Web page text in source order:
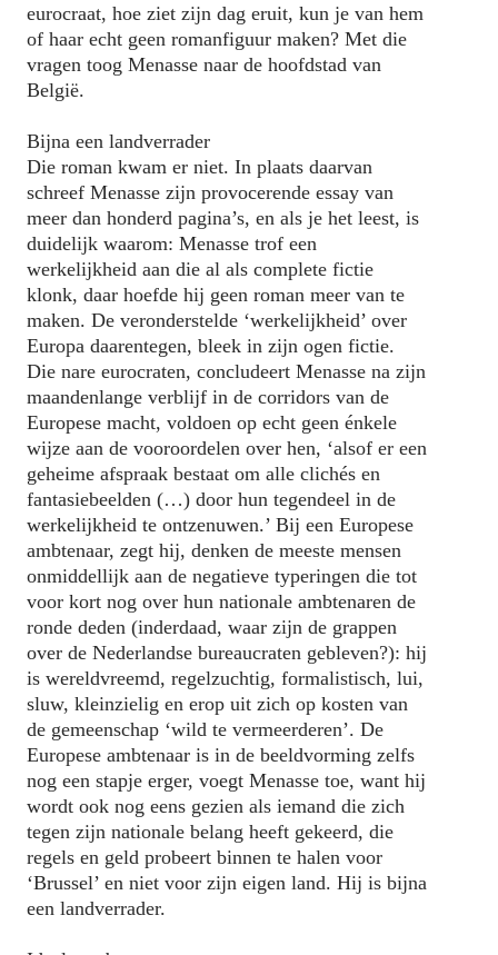
eurocraat, hoe ziet zijn dag eruit, kun je van hem
of haar echt geen romanfiguur maken? Met die
vragen toog Menasse naar de hoofdstad van
België.
Bijna een landverrader
Die roman kwam er niet. In plaats daarvan
schreef Menasse zijn provocerende essay van
meer dan honderd pagina’s, en als je het leest, is
duidelijk waarom: Menasse trof een
werkelijkheid aan die al als complete fictie
klonk, daar hoefde hij geen roman meer van te
maken. De veronderstelde ‘werkelijkheid’ over
Europa daarentegen, bleek in zijn ogen fictie.
Die nare eurocraten, concludeert Menasse na zijn
maandenlange verblijf in de corridors van de
Europese macht, voldoen op echt geen énkele
wijze aan de vooroordelen over hen, ‘alsof er een
geheime afspraak bestaat om alle clichés en
fantasiebeelden (…) door hun tegendeel in de
werkelijkheid te ontzenuwen.’ Bij een Europese
ambtenaar, zegt hij, denken de meeste mensen
onmiddellijk aan de negatieve typeringen die tot
voor kort nog over hun nationale ambtenaren de
ronde deden (inderdaad, waar zijn de grappen
over de Nederlandse bureaucraten gebleven?): hij
is wereldvreemd, regelzuchtig, formalistisch, lui,
sluw, kleinzielig en erop uit zich op kosten van
de gemeenschap ‘wild te vermeerderen’. De
Europese ambtenaar is in de beeldvorming zelfs
nog een stapje erger, voegt Menasse toe, want hij
wordt ook nog eens gezien als iemand die zich
tegen zijn nationale belang heeft gekeerd, die
regels en geld probeert binnen te halen voor
‘Brussel’ en niet voor zijn eigen land. Hij is bijna
een landverrader.